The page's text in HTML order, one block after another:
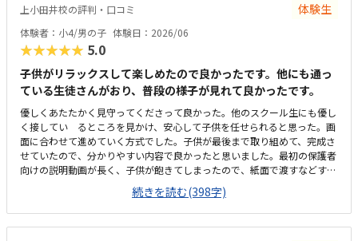
な値段で、また季節のオプションの講習なども必要に応じて選ぶことがで
き、負担になることなく続けられています。映像授業がメインではありま
すが、必要に応じて先生がアドバイスを下さり、自分では気づかないこと
を知ることができているようです。とても細かな気配りをしていただいて
いて、毎週楽しく通っています。駐車場があれば雨の日や悪天候の日に助
かります。また、映像授業の再生速度を変えられたり、スキップができた
りすると、もっと時間を有効に使えるかと思います。
上小田井校の評判・口コミ 体験生
体験者：小4/男の子 体験日：2026/06
★★★★★ 5.0
子供がリラックスして楽しめたので良かったです。他にも通っ
ている生徒さんがおり、普段の様子が見れて良かったです。
優しくあたたかく見守ってくださって良かった。他のスクール生にも優し
く接してい るところを見かけ、安心して子供を任せられると思った。画
面に合わせて進めていく方式でした。子供が最後まで取り組めて、完成さ
せていたので、分かりやすい内容で良かったと思いました。最初の保護者
向けの説明動画が長く、子供が飽きてしまったので、紙面で渡すなどする
と良いと思いました。駐車場がありました。立地も落ち着いた場所にあ
り、停めやすかったです。静かな環境で良いと思いました。綺麗に整頓さ
れており、すっきりしていた。一人ずつブースがあり、ヘッドホンもあ
り、集中しやすい環境でした。お値打ちで、気軽に試せそうな価格帯でし
続きを読む(398字)